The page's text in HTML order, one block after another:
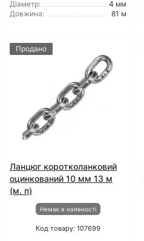
Діаметр:
4 мм
Довжина:
81 м
Продано
Ланцюг коротколанковий
оцинкований 10 мм 13 м
(м. п)
Немає в наявності
Код товару: 107699